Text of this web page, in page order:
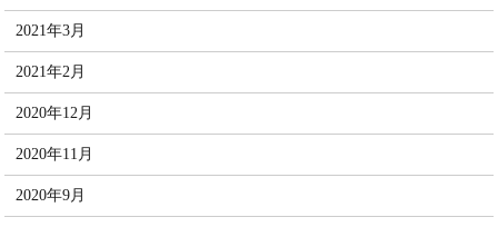
2021年3月
2021年2月
2020年12月
2020年11月
2020年9月